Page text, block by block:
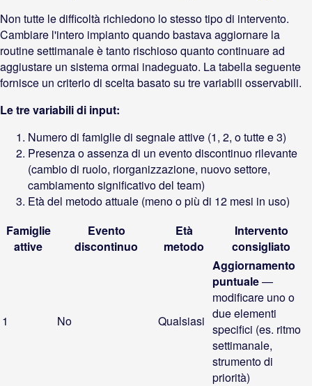
Non tutte le difficoltà richiedono lo stesso tipo di intervento.
Cambiare l'intero impianto quando bastava aggiornare la
routine settimanale è tanto rischioso quanto continuare ad
aggiustare un sistema ormai inadeguato. La tabella seguente
fornisce un criterio di scelta basato su tre variabili osservabili.
Le tre variabili di input:
Numero di famiglie di segnale attive (1, 2, o tutte e 3)
Presenza o assenza di un evento discontinuo rilevante
(cambio di ruolo, riorganizzazione, nuovo settore,
cambiamento significativo del team)
Età del metodo attuale (meno o più di 12 mesi in uso)
Famiglie
attive
Evento
discontinuo
Età
metodo
Intervento
consigliato
1 No Qualsiasi
Aggiornamento
puntuale—
modificare uno o
due elementi
specifici (es. ritmo
settimanale,
strumento di
priorità)